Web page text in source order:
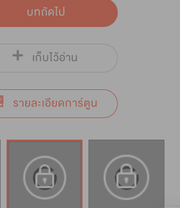
บทถัดไป
เก็บไว้อ่าน
รายละเอียดการ์ตูน